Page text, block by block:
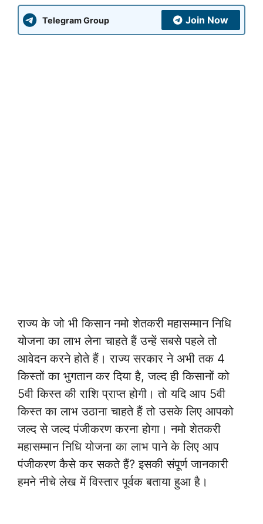
Telegram Group Join Now
राज्य के जो भी किसान नमो शेतकरी महासम्मान निधि
योजना का लाभ लेना चाहते हैं उन्हें सबसे पहले तो
आवेदन करने होते हैं। राज्य सरकार ने अभी तक 4
किस्तों का भुगतान कर दिया है, जल्द ही किसानों को
5वी किस्त की राशि प्राप्त होगी। तो यदि आप 5वी
किस्त का लाभ उठाना चाहते हैं तो उसके लिए आपको
जल्द से जल्द पंजीकरण करना होगा। नमो शेतकरी
महासम्मान निधि योजना का लाभ पाने के लिए आप
पंजीकरण कैसे कर सकते हैं? इसकी संपूर्ण जानकारी
हमने नीचे लेख में विस्तार पूर्वक बताया हुआ है।